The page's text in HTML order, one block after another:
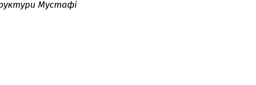
Мустафі